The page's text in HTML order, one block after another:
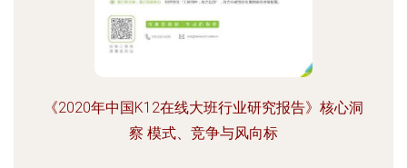
《2020年中国K12在线大班行业研究报告》核心洞
察 模式、竞争与风向标